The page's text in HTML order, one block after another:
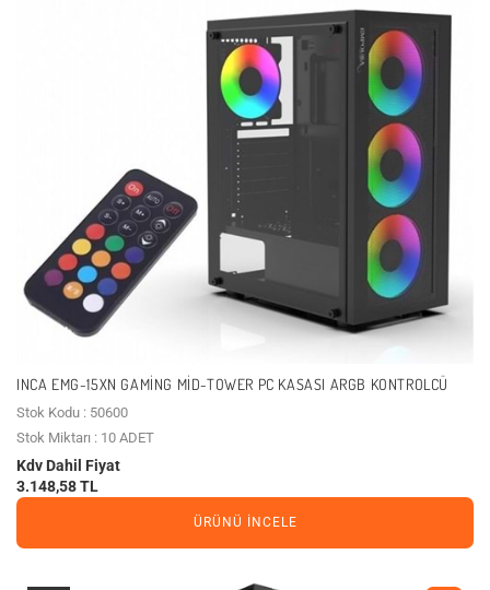
INCA EMG-15XN GAMING MID-TOWER PC KASASI ARGB KONTROLCÜ
Stok Kodu : 50600
Stok Miktarı : 10 ADET
Kdv Dahil Fiyat
3.148,58 TL
ÜRÜNÜ İNCELE